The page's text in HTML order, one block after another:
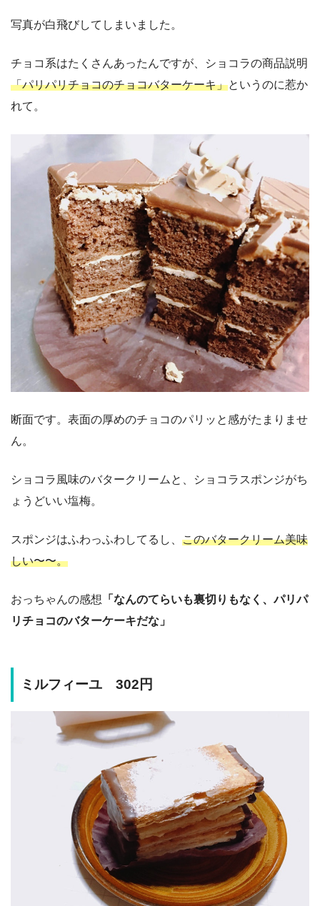
写真が白飛びしてしまいました。
チョコ系はたくさんあったんですが、ショコラの商品説明
「パリパリチョコのチョコバターケーキ」というのに惹か
れて。
断面です。表面の厚めのチョコのパリッと感がたまりませ
ん。
ショコラ風味のバタークリームと、ショコラスポンジがち
ょうどいい塩梅。
スポンジはふわっふわしてるし、 このバタークリーム美味
しい〜〜。
おっちゃんの感想 「なんのてらいも裏切りもなく、パリパ
リチョコのバターケーキだな」
ミルフィーユ 302円